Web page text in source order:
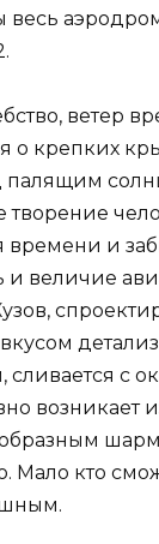
весь
ветер
о крепких
творение
времени и
и величие
сливается с
возникает
Мало кто